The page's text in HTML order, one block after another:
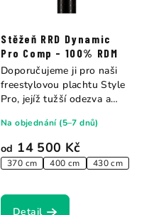
Stěžeň RRD Dynamic
Pro Comp - 100% RDM
od 14 500 Kč
370 cm 400 cm 430 cm
Na objednání (5–7 dnů)
Detail
Doporučujeme ji pro naši
freestylovou plachtu Style
Pro, jejíž tužší odezva a